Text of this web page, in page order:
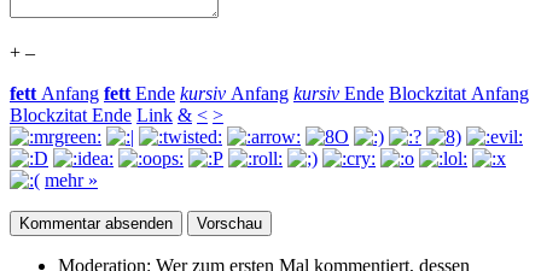
+ –
fett Anfang fett Ende kursiv Anfang kursiv Ende Blockzitat Anfang
Blockzitat Ende Link & < >
mehr »
Moderation: Wer zum ersten Mal kommentiert, dessen